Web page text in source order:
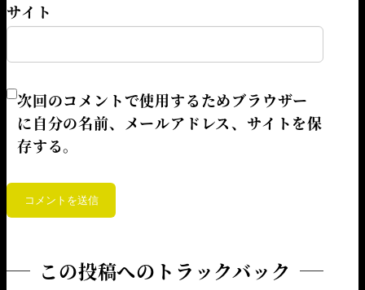
サイト
次回のコメントで使用するためブラウザー
に自分の名前、メールアドレス、サイトを保
存する。
この投稿へのトラックバック